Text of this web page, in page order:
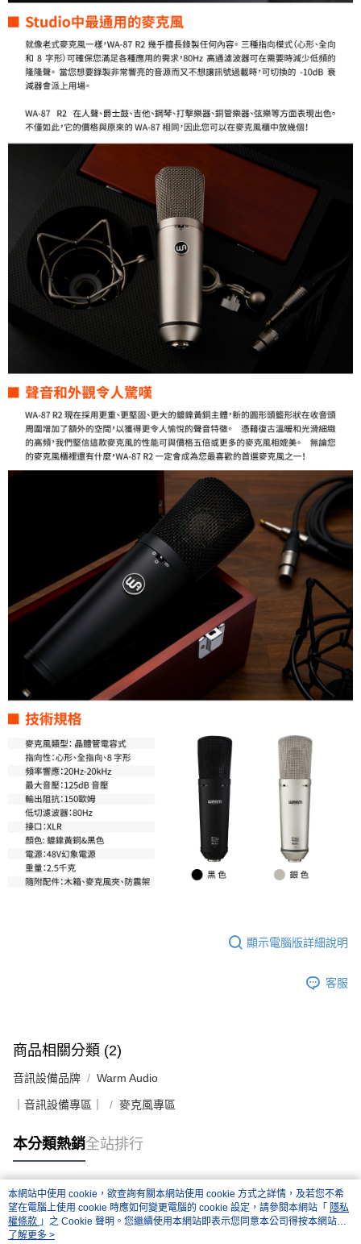
顯示電腦版詳細說明
客服
商品相關分類 (2)
音訊設備品牌 Warm Audio
｜音訊設備專區｜ 麥克風專區
本分類熱銷全站排行
熱門標籤
本網站中使用 cookie，欲查詢有關本網站使用 cookie 方式之詳情，及若您不希
望在電腦上使用 cookie 時應如何變更電腦的 cookie 設定，請參閱本網站「 隱私
權條款 」之 Cookie 聲明。您繼續使用本網站即表示您同意本公司得按本網站使
用條款之 Cookie 聲明使用 cookie。
了解更多 >